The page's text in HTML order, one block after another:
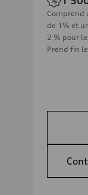
Comprend
de 1% et
2 % pour
Prend fin le